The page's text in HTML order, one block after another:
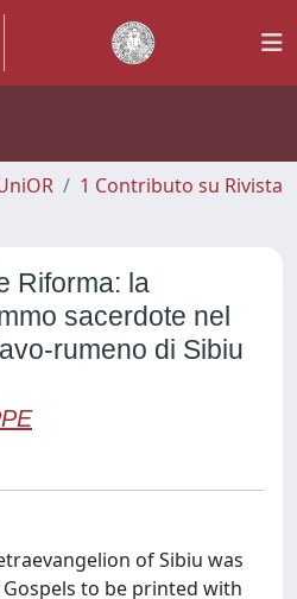
1 Contributo su Rivista
Riforma: la
sacerdote nel
rumeno di Sibiu
of Sibiu was
to be printed with